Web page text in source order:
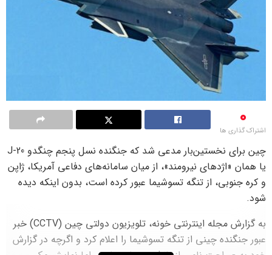
0
اشتراک گذاری ها
چین برای نخستین‌بار مدعی شد که جنگنده نسل پنجم چنگدو J‑20
یا همان «اژدهای نیرومند»، از میان سامانه‌های دفاعی آمریکا، ژاپن
و کره جنوبی، از تنگه تسوشیما عبور کرده است، بدون اینکه دیده
شود.
به گزارش مجله اینترنتی خونه، تلویزیون دولتی چین (CCTV) خبر
عبور جنگنده چینی از تنگه تسوشیما را اعلام کرد و اگرچه در گزارش